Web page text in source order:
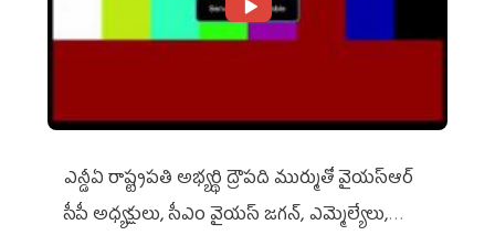
ఎన్డీఏ రాష్ట్ర‌ప‌తి అభ్య‌ర్థి ద్రౌప‌ది ముర్ముతో వైయ‌స్ఆర్
సీపీ అధ్య‌క్షులు, సీఎం వైయ‌స్ జ‌గ‌న్, ఎమ్మెల్యేలు,